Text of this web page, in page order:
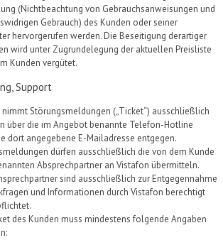
(Nichtbeachtung von Gebrauchsanweisungen und
Gebrauch) des Kunden oder seiner
hervorgerufen werden. Die Beseitigung derartiger
wird unter Zugrundelegung der aktuellen Preisliste
Kunden vergütet.
Support
nimmt Störungsmeldungen („Ticket“) ausschließlich
über die im Angebot benannte Telefon-Hotline
dort angegebene E-Mailadresse entgegen.
dürfen ausschließlich die von dem Kunde
Absprechpartner an Vistafon übermitteln.
sind ausschließlich zur Entgegennahme
und Informationen durch Vistafon berechtigt
des Kunden muss mindestens folgende Angaben